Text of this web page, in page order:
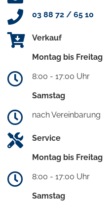
03 88 72 / 65 10
Verkauf
Montag bis Freitag
8:00 - 17:00 Uhr
Samstag
nach Vereinbarung
Service
Montag bis Freitag
8:00 - 17:00 Uhr
Samstag